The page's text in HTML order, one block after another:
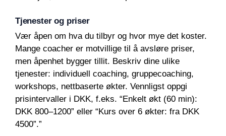
Tjenester og priser
Vær åpen om hva du tilbyr og hvor mye det koster.
Mange coacher er motvillige til å avsløre priser,
men åpenhet bygger tillit. Beskriv dine ulike
tjenester: individuell coaching, gruppecoaching,
workshops, nettbaserte økter. Vennligst oppgi
prisintervaller i DKK, f.eks. “Enkelt økt (60 min):
DKK 800–1200” eller “Kurs over 6 økter: fra DKK
4500”.”